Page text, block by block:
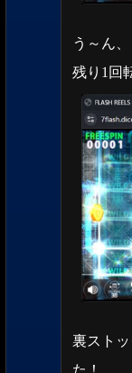
う～ん
残り1回
裏スト
た！